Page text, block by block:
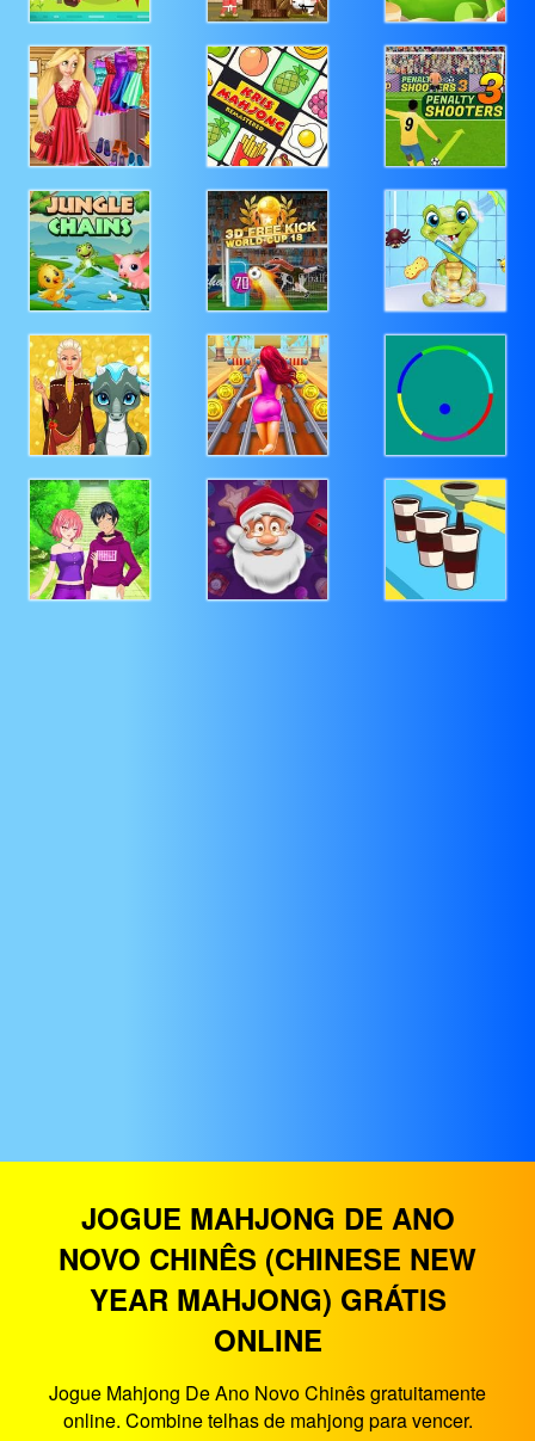
JOGUE MAHJONG DE ANO
NOVO CHINÊS (CHINESE NEW
YEAR MAHJONG) GRÁTIS
ONLINE
Jogue Mahjong De Ano Novo Chinês gratuitamente
online. Combine telhas de mahjong para vencer.